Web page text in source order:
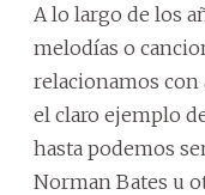
A lo largo de los
melodías o
relacionamos con
el claro ejemplo
hasta podemos
Norman Bates u